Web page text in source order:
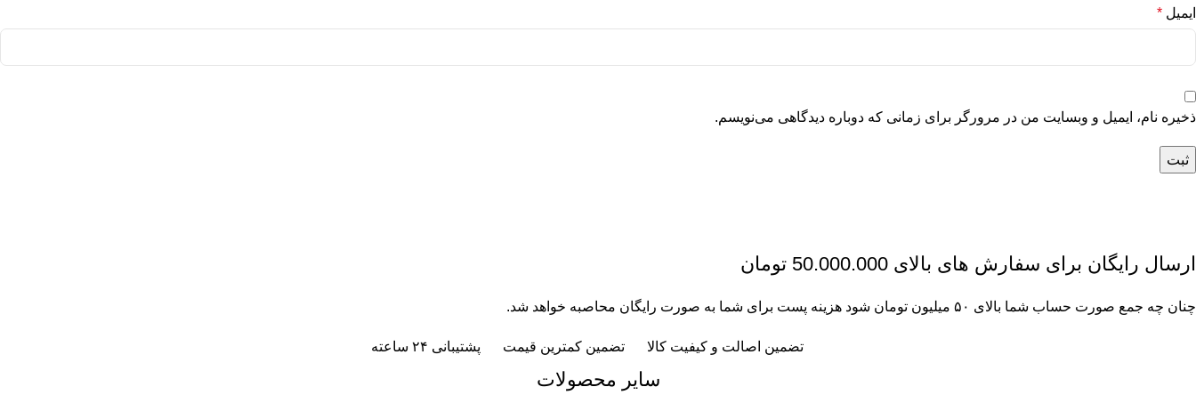
ایمیل *
ذخیره نام، ایمیل و وبسایت من در مرورگر برای زمانی که دوباره دیدگاهی می‌نویسم.
ارسال رایگان برای سفارش های بالای 50.000.000 تومان
چنان چه جمع صورت حساب شما بالای ۵۰ میلیون تومان شود هزینه پست برای شما به صورت رایگان محاصبه خواهد شد.
تضمین اصالت و کیفیت کالا تضمین کمترین قیمت پشتیبانی ۲۴ ساعته
سایر محصولات